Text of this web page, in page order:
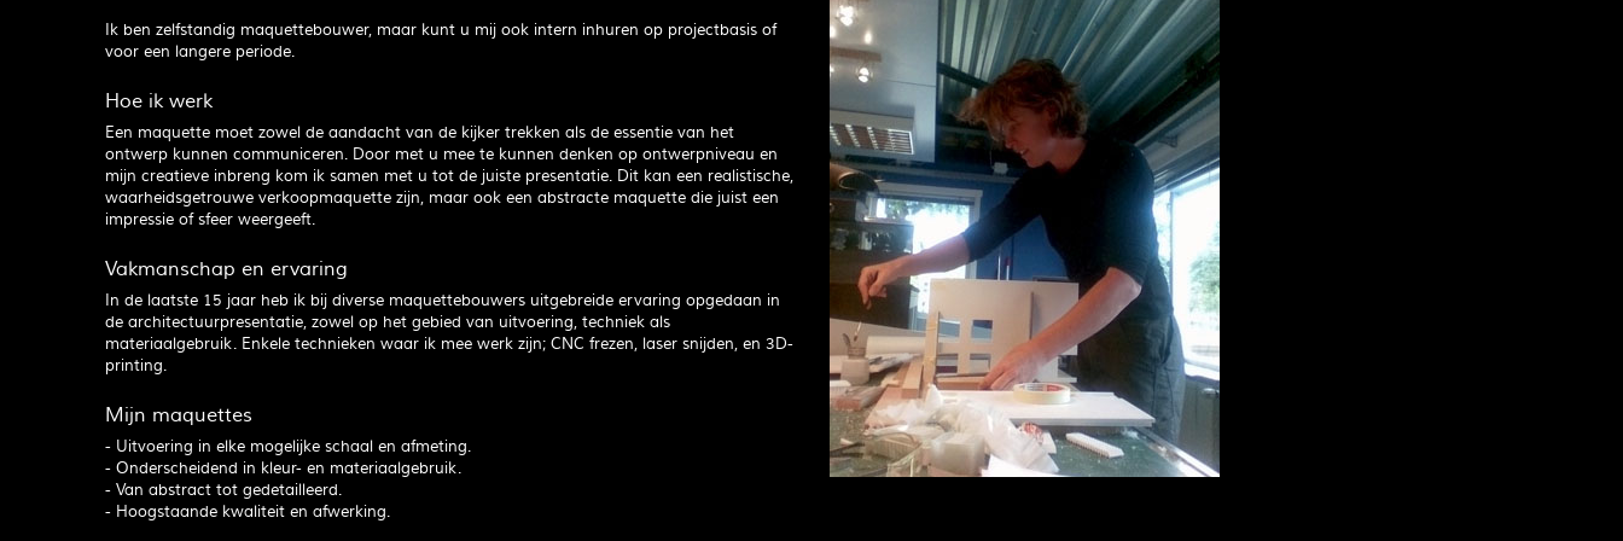
Ik ben zelfstandig maquettebouwer, maar kunt u mij ook intern inhuren op projectbasis of
voor een langere periode.
Hoe ik werk
Een maquette moet zowel de aandacht van de kijker trekken als de essentie van het
ontwerp kunnen communiceren. Door met u mee te kunnen denken op ontwerpniveau en
mijn creatieve inbreng kom ik samen met u tot de juiste presentatie. Dit kan een realistische,
waarheidsgetrouwe verkoopmaquette zijn, maar ook een abstracte maquette die juist een
impressie of sfeer weergeeft.
Vakmanschap en ervaring
In de laatste 15 jaar heb ik bij diverse maquettebouwers uitgebreide ervaring opgedaan in
de architectuurpresentatie, zowel op het gebied van uitvoering, techniek als
materiaalgebruik. Enkele technieken waar ik mee werk zijn; CNC frezen, laser snijden, en 3D-
printing.
Mijn maquettes
- Uitvoering in elke mogelijke schaal en afmeting.
- Onderscheidend in kleur- en materiaalgebruik.
- Van abstract tot gedetailleerd.
- Hoogstaande kwaliteit en afwerking.